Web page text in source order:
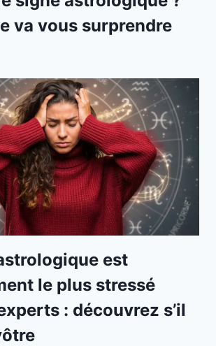
va vous surprendre
est
le plus stressé
: découvrez s’il